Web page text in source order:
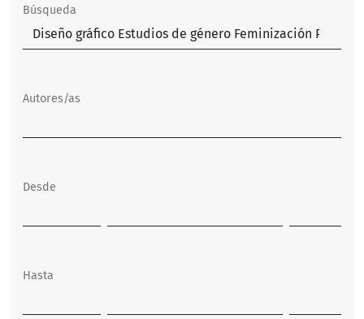
Búsqueda
Autores/as
Desde
Hasta